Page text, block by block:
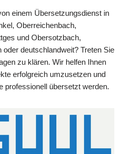
einem Übersetzungsdienst in
Oberreichenbach,
und Obersotzbach,
deutschlandweit? Treten Sie
zu klären. Wir helfen Ihnen
erfolgreich umzusetzen und
professionell übersetzt werden.